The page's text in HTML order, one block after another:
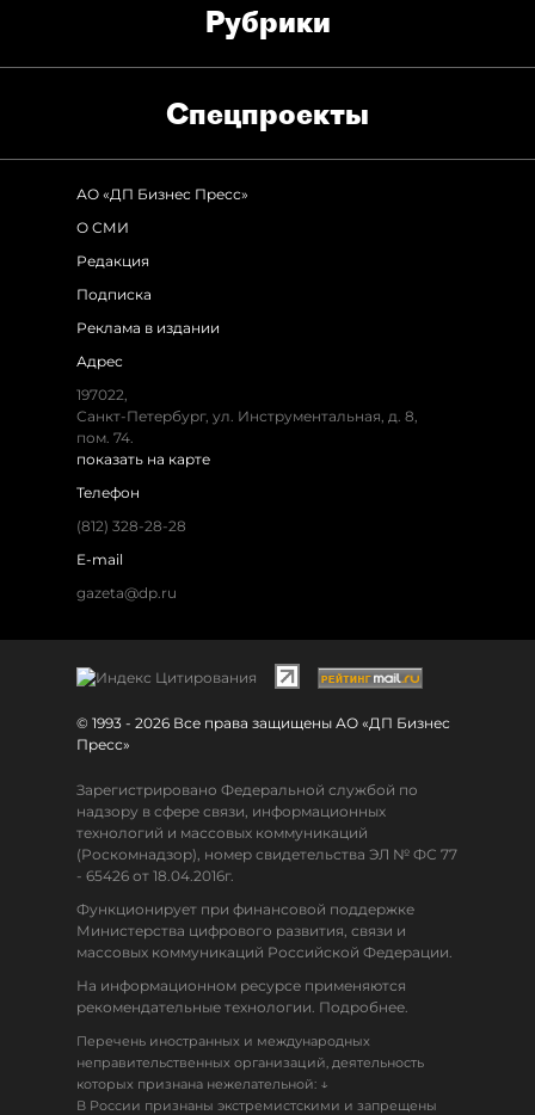
Рубрики
Спец­проекты
АО «ДП Бизнес Пресс»
О СМИ
Редакция
Подписка
Реклама в издании
Адрес
197022,
Санкт-Петербург, ул. Инструментальная, д. 8,
пом. 74.
показать на карте
Телефон
(812) 328-28-28
E-mail
gazeta@dp.ru
© 1993 - 2026 Все права защищены АО «ДП Бизнес
Пресс»
Зарегистрировано Федеральной службой по
надзору в сфере связи, информационных
технологий и массовых коммуникаций
(Роскомнадзор), номер свидетельства ЭЛ № ФС 77
- 65426 от 18.04.2016г.
Функционирует при финансовой поддержке
Министерства цифрового развития, связи и
массовых коммуникаций Российской Федерации.
На информационном ресурсе применяются
рекомендательные технологии. Подробнее.
Перечень иностранных и международных
неправительственных организаций, деятельность
которых признана нежелательной: ↓
В России признаны экстремистскими и запрещены